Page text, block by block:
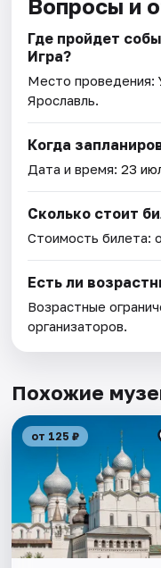
Вопросы и
Где пройдет
Игра?
Место проведения:
Ярославль.
Когда
Дата и время:23
Сколько стоит
Стоимость билета:
Есть ли
Возрастные
организаторов.
Похожие
от 125 ₽